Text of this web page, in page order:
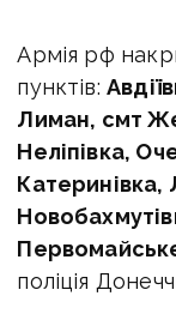
Армія рф
пунктів:
Лиман, смт
Неліпівка,
поліція